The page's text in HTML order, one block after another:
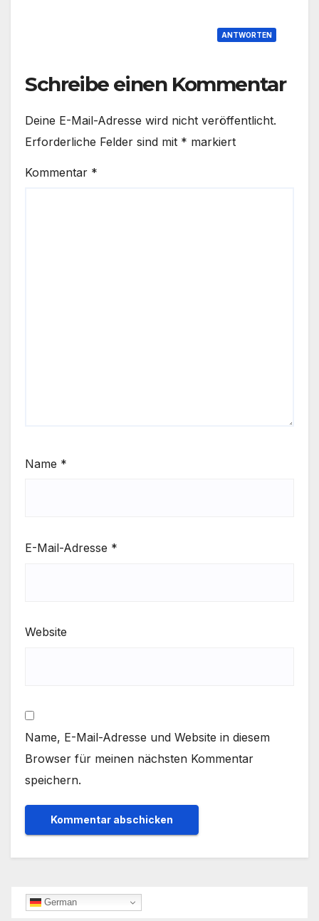
ANTWORTEN
Schreibe einen Kommentar
Deine E-Mail-Adresse wird nicht veröffentlicht.
Erforderliche Felder sind mit * markiert
Kommentar *
Name *
E-Mail-Adresse *
Website
Name, E-Mail-Adresse und Website in diesem
Browser für meinen nächsten Kommentar
speichern.
German